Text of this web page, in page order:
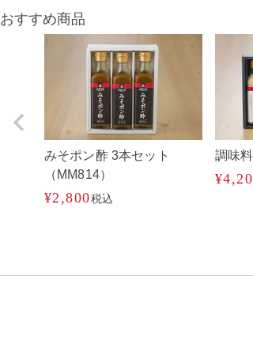
おすすめ商品
みそポン酢 3本セット
（MM814）
¥2,800税込
調味
¥